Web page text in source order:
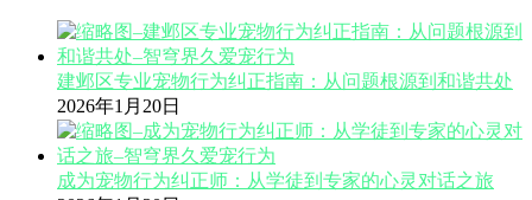
建邺区专业宠物行为纠正指南：从问题根源到和谐共处
2026年1月20日
成为宠物行为纠正师：从学徒到专家的心灵对话之旅